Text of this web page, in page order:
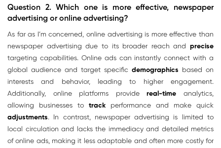
Question 2.Which one is more effective, newspaper
advertising or online advertising?
As far as I’m concerned, online advertising is more effective than
newspaper advertising due to its broader reach and precise
targeting capabilities. Online ads can instantly connect with a
global audience and target specific demographics based on
interests and behavior, leading to higher engagement.
Additionally, online platforms providereal-time analytics,
allowing businesses to track performance and make quick
adjustments. In contrast, newspaper advertising is limited to
local circulation and lacks the immediacy and detailed metrics
of online ads, making it less adaptable and often more costly for